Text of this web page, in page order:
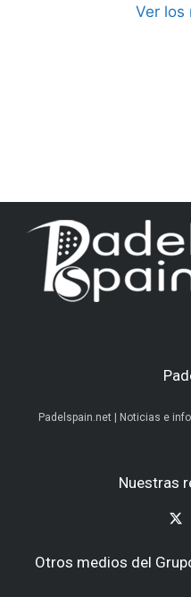
Ver los
Padelspain.net | Noticias e
Nuestras
Otros medios del